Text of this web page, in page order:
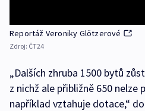
Reportáž Veroniky Glötzerové
Zdroj: ČT24
„Dalších zhruba 1500 bytů
z nichž ale přibližně 650
například vztahuje dotace,“